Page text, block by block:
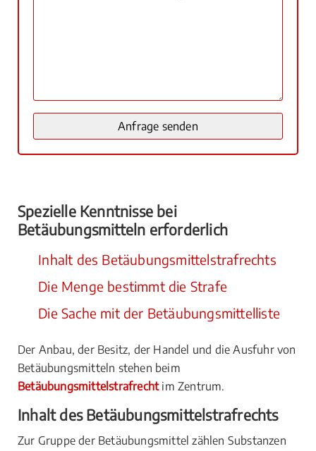
Spezielle Kenntnisse bei
Betäubungsmitteln erforderlich
Inhalt des Betäubungsmittelstrafrechts
Die Menge bestimmt die Strafe
Die Sache mit der Betäubungsmittelliste
Der Anbau, der Besitz, der Handel und die Ausfuhr von
Betäubungsmitteln stehen beim
Betäubungsmittelstrafrechtim Zentrum.
Inhalt des Betäubungsmittelstrafrechts
Zur Gruppe der Betäubungsmittel zählen Substanzen